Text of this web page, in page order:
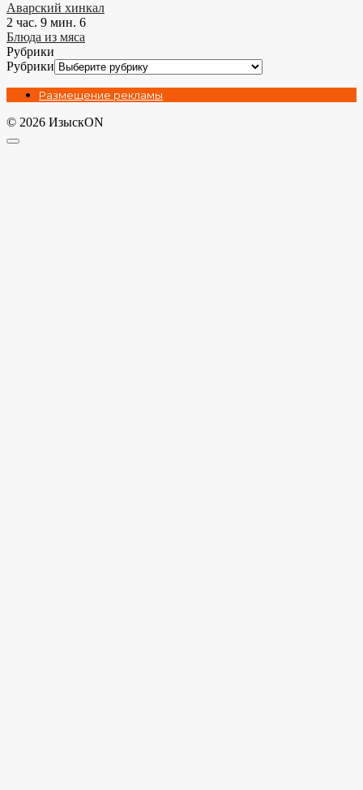
Аварский хинкал
2 час. 9 мин. 6
Блюда из мяса
Рубрики
Рубрики
Размещение рекламы
© 2026 ИзыскON